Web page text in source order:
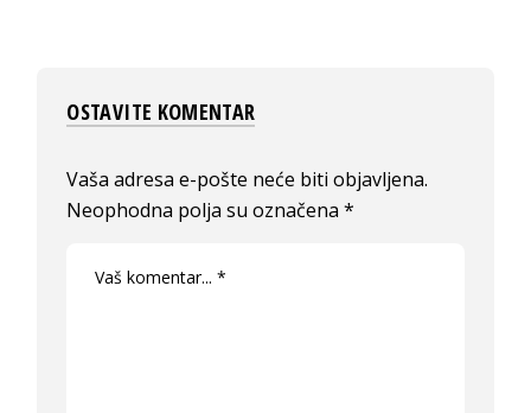
OSTAVITE KOMENTAR
Vaša adresa e-pošte neće biti objavljena.
Neophodna polja su označena*